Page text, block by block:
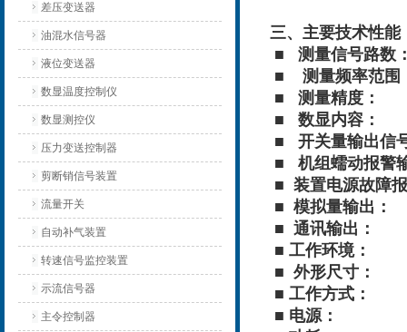
差压变送器
油混水信号器
液位变送器
数显温度控制仪
数显测控仪
压力变送控制器
剪断销信号装置
流量开关
自动补气装置
转速信号监控装置
示流信号器
主令控制器
三、主要技术性能
■ 测量信号路数
■ 测量频率范围
■ 测量精度：
■ 数显内容：
■ 开关量输出信
■ 机组蠕动报警
■ 装置电源故障
■ 模拟量输出：
■ 通讯输出：
■ 工作环境：
■ 外形尺寸：
■ 工作方式：
■ 电源：